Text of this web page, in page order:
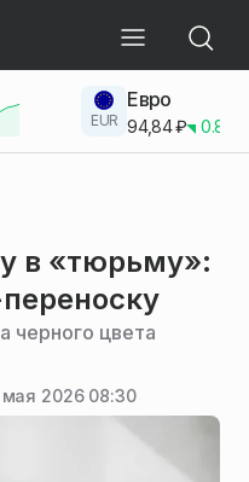
EUR
Евро
94,84₽ 0.83
в «тюрьму»:
черного цвета
2026 08:30